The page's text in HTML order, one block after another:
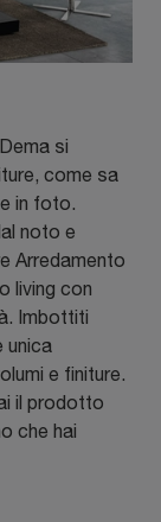
si
come sa
in foto.
noto e
Arredamento
living con
Imbottiti
unica
e finiture.
il prodotto
che hai